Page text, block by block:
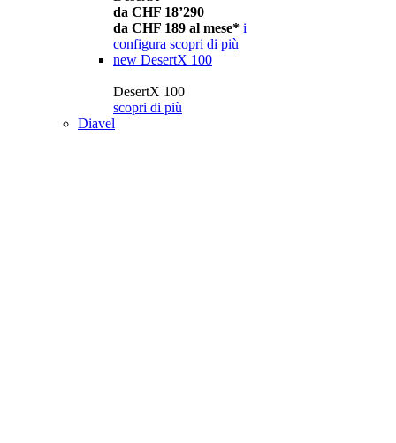
da CHF 18’290
da CHF 189 al mese* i
configura scopri di più
new DesertX 100
DesertX 100
scopri di più
Diavel